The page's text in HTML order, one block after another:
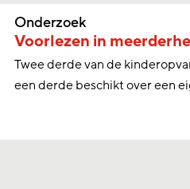
Onderzoek
Voorlezen in
Twee derde van de
een derde beschikt over een